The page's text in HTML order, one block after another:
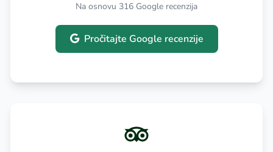
Na osnovu 316 Google recenzija
Pročitajte Google recenzije